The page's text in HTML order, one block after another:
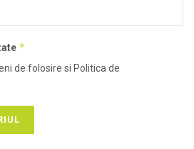
*
de folosire si Politica de